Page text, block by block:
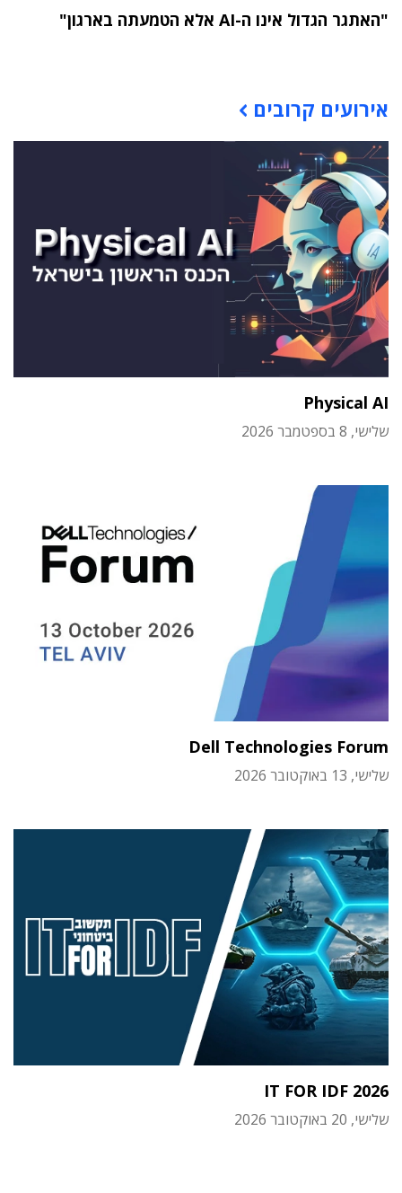
"האתגר הגדול אינו ה-AI אלא הטמעתה בארגון"
אירועים קרובים
Physical AI
שלישי, 8 בספטמבר 2026
Dell Technologies Forum
שלישי, 13 באוקטובר 2026
IT FOR IDF 2026
שלישי, 20 באוקטובר 2026